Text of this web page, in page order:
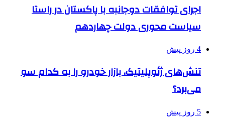
اجرای توافقات دوجانبه با پاکستان در راستا
سیاست محوری دولت چهاردهم
4 روز پیش
تنش‌های ژئوپلیتیک، بازار خودرو را به کدام سو
می‌برد؟
5 روز پیش